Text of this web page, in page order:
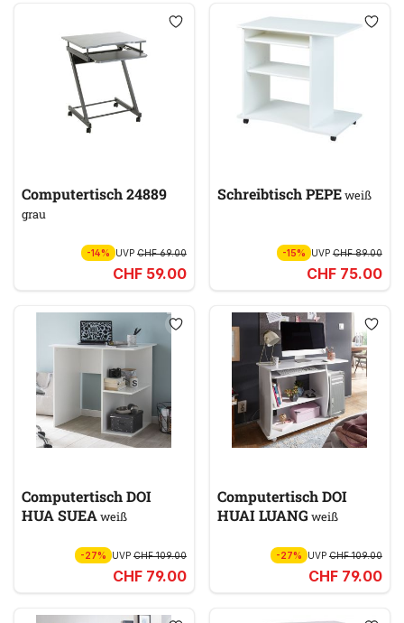
Computertisch 24889
grau
-14% UVP CHF 69.00
CHF 59.00
Schreibtisch PEPEweiß
-15% UVPCHF 89.00
CHF 75.00
Computertisch DOI
HUA SUEAweiß
-27% UVP CHF 109.00
CHF 79.00
Computertisch DOI
HUAI LUANG weiß
-27% UVPCHF 109.00
CHF 79.00